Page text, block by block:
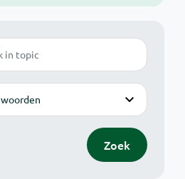
Zoek